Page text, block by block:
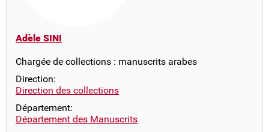
Adèle SINI
Chargée de collections : manuscrits arabes
Direction:
Direction des collections
Département:
Département des Manuscrits